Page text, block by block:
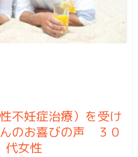
不妊症治療）を受け
のお喜びの声 ３０
代女性